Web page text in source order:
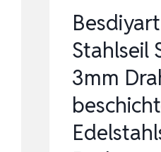
Stahlseil
3mm